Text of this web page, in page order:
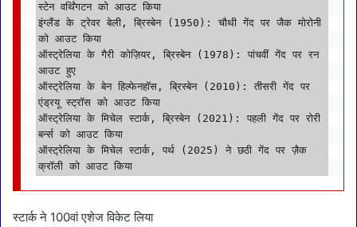
स्टेन वर्थिंगटन को आउट किया
इंग्लैंड के ट्रेवर बेली, ब्रिस्बेन (1950): चौथी गेंद पर जैक मोरोनी
को आउट किया
ऑस्ट्रेलिया के गैरी कोज़ियर, ब्रिस्बेन (1978): पांचवीं गेंद पर रन
आउट हुए
ऑस्ट्रेलिया के बेन हिल्फेनहॉस, ब्रिस्बेन (2010): तीसरी गेंद पर
एंड्रयू स्ट्रॉस को आउट किया
ऑस्ट्रेलिया के मिचेल स्टार्क, ब्रिस्बेन (2021): पहली गेंद पर रोरी
बर्न्स को आउट किया
ऑस्ट्रेलिया के मिचेल स्टार्क, पर्थ (2025) ने छठी गेंद पर ज़ैक
क्रॉली को आउट किया
स्टार्क ने 100वां एशेज विकेट लिया